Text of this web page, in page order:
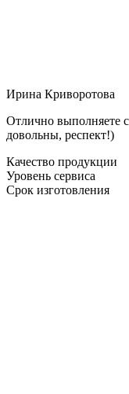
Ирина Криворотова
Отлично выполняете
довольны, респект!)
Качество продукции
Уровень сервиса
Срок изготовления